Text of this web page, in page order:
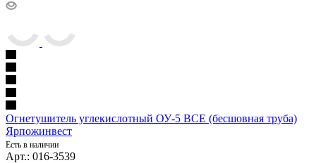
Огнетушитель углекислотный ОУ-5 ВСЕ (бесшовная труба)
Ярпожинвест
Есть в наличии
Арт.: 016-3539